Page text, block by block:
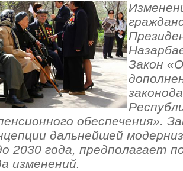
Закон
обеспечения».
дальнейшей
2030 года, предполагает
изменений.